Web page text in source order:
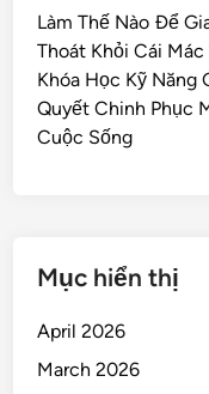
Làm Thế Nào Để
Thoát Khỏi Cái Mác
Khóa Học Kỹ Năng
Quyết Chinh Phục
Cuộc Sống
Mục hiển thị
April 2026
March 2026